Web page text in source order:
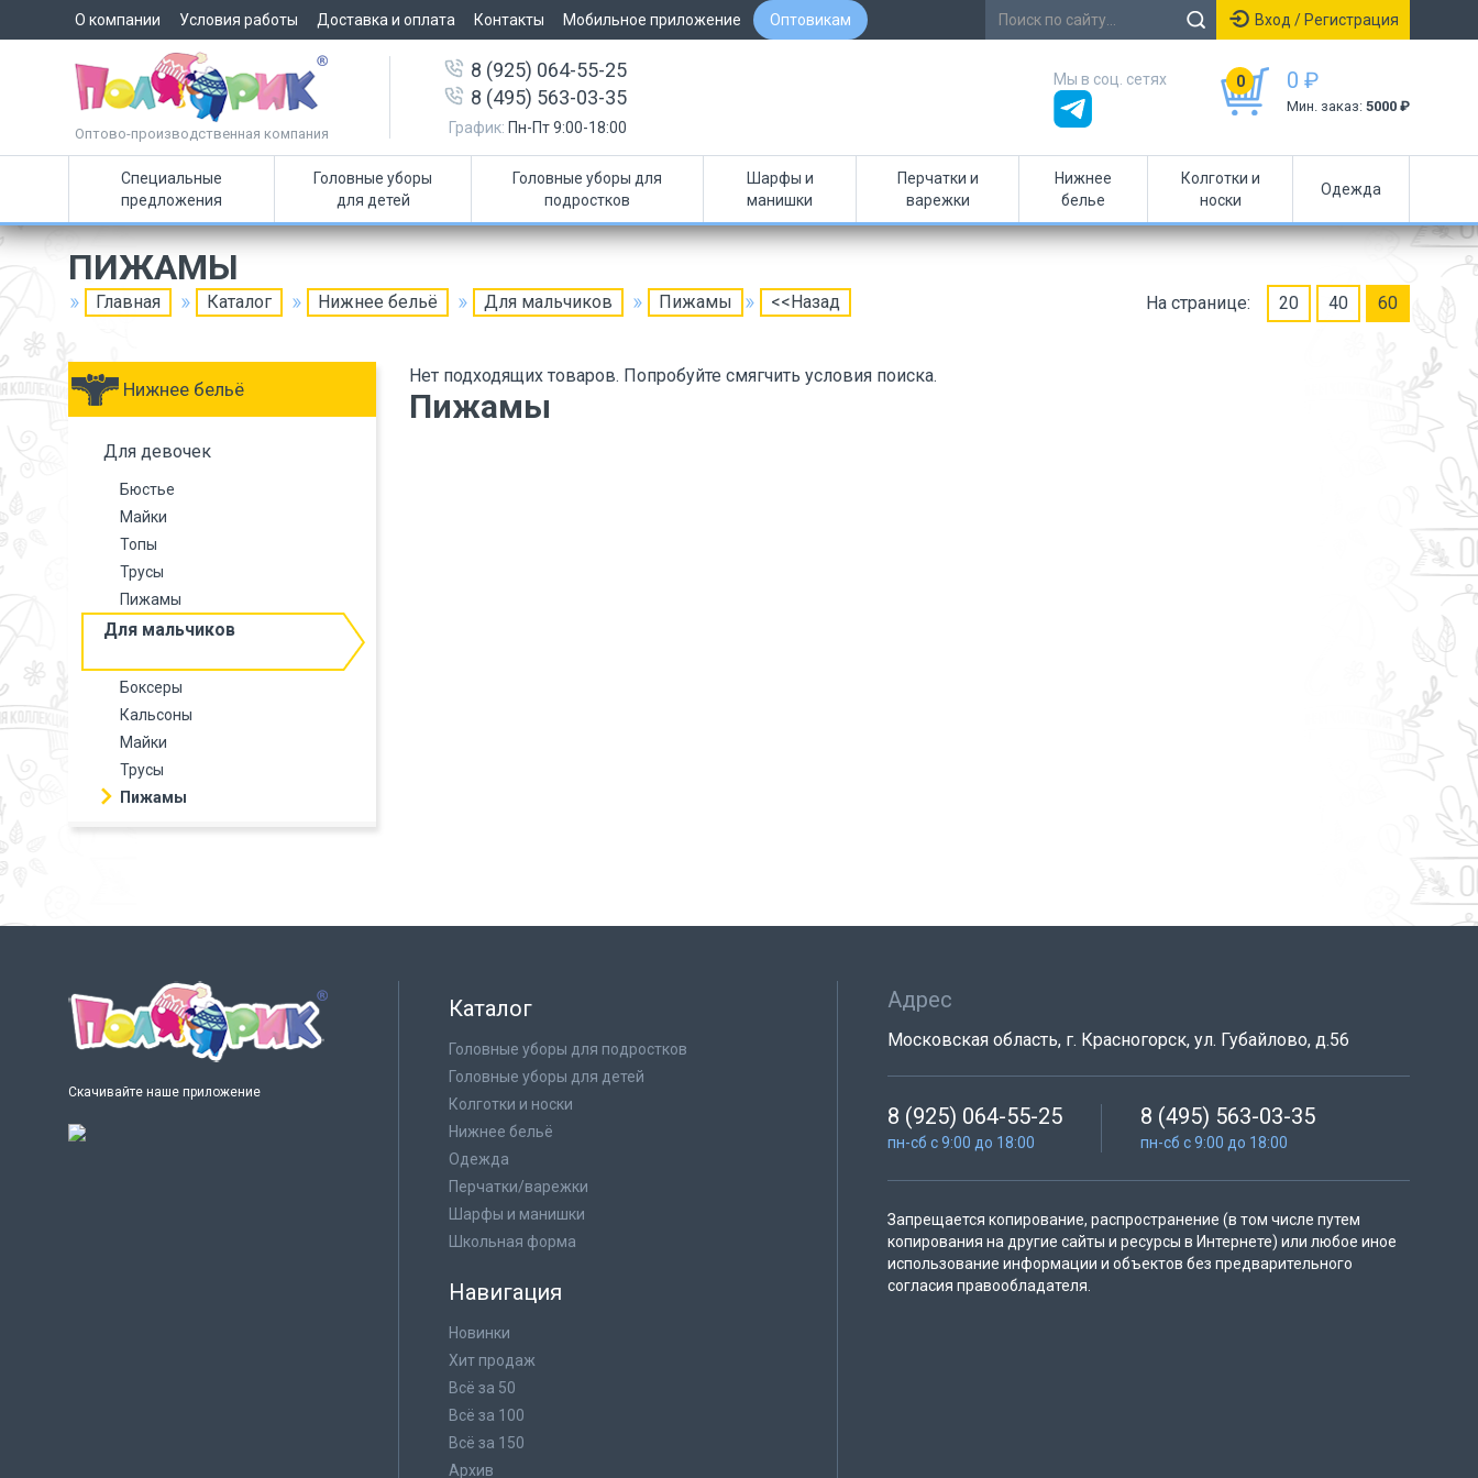
О компании Условия работы Доставка и оплата Контакты Мобильное приложение Оптовикам Вход / Регистрация
Оптово-производственная компания
8 (925) 064-55-25
8 (495) 563-03-35
График: Пн-Пт 9:00-18:00
0 0 ₽
Мин. заказ: 5000 ₽
Мы в соц. сетях
Специальные
предложения
Головные уборы
для детей
Головные уборы для
подростков
Шарфы и
манишки
Перчатки и
варежки
Нижнее
белье
Колготки и
носки
Одежда
ПИЖАМЫ
Главная Каталог Нижнее бельё Для мальчиков Пижамы <<Назад
Нижнее бельё
Для девочек
Бюстье
Майки
Топы
Трусы
Пижамы
Для мальчиков
Боксеры
Кальсоны
Майки
Трусы
Пижамы
На странице: 20 40 60
Нет подходящих товаров. Попробуйте смягчить условия поиска.
Пижамы
Скачивайте наше приложение
Каталог
Головные уборы для подростков
Головные уборы для детей
Колготки и носки
Нижнее бельё
Одежда
Перчатки/варежки
Шарфы и манишки
Школьная форма
Навигация
Новинки
Хит продаж
Всё за 50
Всё за 100
Всё за 150
Архив
Адрес
Московская область, г. Красногорск, ул. Губайлово, д.56
8 (925) 064-55-25
пн-сб с 9:00 до 18:00
8 (495) 563-03-35
пн-сб с 9:00 до 18:00
Запрещается копирование, распространение (в том числе путем
копирования на другие сайты и ресурсы в Интернете) или любое иное
использование информации и объектов без предварительного
согласия правообладателя.